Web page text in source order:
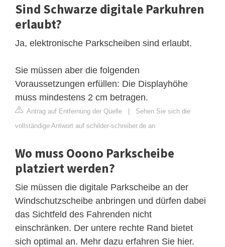
Sind Schwarze digitale Parkuhren
erlaubt?
Ja, elektronische Parkscheiben sind erlaubt.
Sie müssen aber die folgenden
Voraussetzungen erfüllen: Die Displayhöhe
muss mindestens 2 cm betragen.
Antrag auf Entfernung der Quelle | Sehen Sie sich die
vollständige Antwort auf schilder-schreiber.de an
Wo muss Ooono Parkscheibe
platziert werden?
Sie müssen die digitale Parkscheibe an der
Windschutzscheibe anbringen und dürfen dabei
das Sichtfeld des Fahrenden nicht
einschränken. Der untere rechte Rand bietet
sich optimal an. Mehr dazu erfahren Sie hier.